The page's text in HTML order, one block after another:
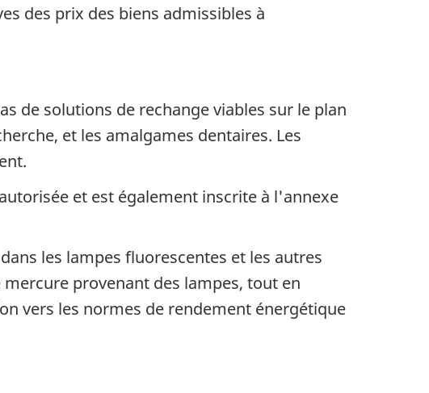
des prix des biens admissibles à
de solutions de rechange viables sur le plan
et les amalgames dentaires. Les
et est également inscrite à l'annexe
les lampes fluorescentes et les autres
provenant des lampes, tout en
vers les normes de rendement énergétique